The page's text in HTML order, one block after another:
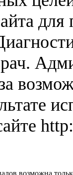
возможна